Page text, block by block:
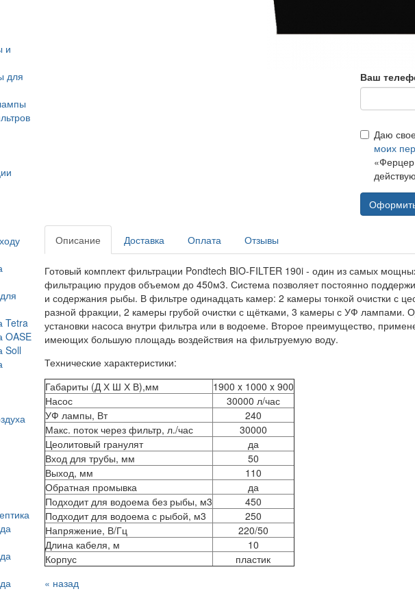
и
для
Tetra
OASE
Soll
Ваш
Даю
моих
Описание Доставка Оплата Отзывы
Готовый комплект фильтрации Pondtech BIO-FILTER 190i - один из самых
фильтрацию прудов объемом до 450м3. Система позволяет постоянно
и содержания рыбы. В фильтре одинадцать камер: 2 камеры тонкой очистки с
разной фракции, 2 камеры грубой очистки с щётками, 3 камеры с УФ лампами.
установки насоса внутри фильтра или в водоеме. Второе преимущество,
имеющих большую площадь воздействия на фильтруемую воду.
Технические характеристики:
Габариты (Д Х Ш Х В),мм
1900 x 1000 x 900
Насос
30000 л/час
УФ лампы, Вт
240
Макс. поток через фильтр, л./час
30000
Цеолитовый гранулят
да
Вход для трубы, мм
50
Выход, мм
110
Обратная промывка
да
Подходит для водоема без рыбы, м3
450
Подходит для водоема с рыбой, м3
250
Напряжение, В/Гц
220/50
Длина кабеля, м
10
Корпус
пластик
« назад